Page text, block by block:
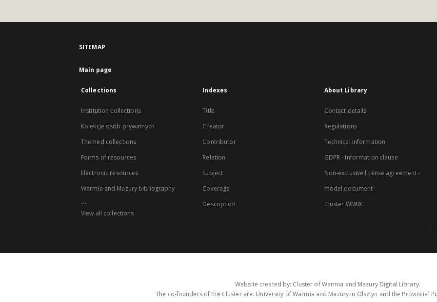
SITEMAP
Main page
Collections
Institution collections
Kolekcje osób prywatnych
Themed collections
Forms of resources
Electronic resources
Warmia and Mazury bibliography
...
View all collections
Indexes
Title
Creator
Contributor
Relation
Subject
Coverage
Description
About Library
Contact details
Regulations
Technical Information
GDPR - Information clause
Non-exclusive license agreement -
model document
Cluster WMBC
Website created by: Cluster of Warmia and Mazury Digital Library.
The co-founders of the Cluster are: University of Warmia and Mazury in Olsztyn and the Provincial